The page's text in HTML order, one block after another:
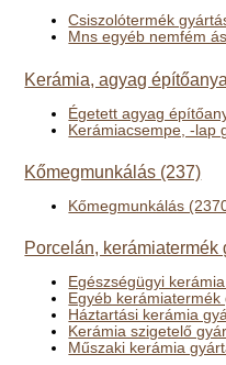
Csiszolótermék
Mns egyéb nemfém
Kerámia, agyag
Égetett agyag
Kerámiacsempe, -lap
Kőmegmunkálás (237)
Kőmegmunkálás
Porcelán, kerámiatermék
Egészségügyi
Egyéb
Háztartási kerámia
Kerámia szigetelő
Műszaki kerámia